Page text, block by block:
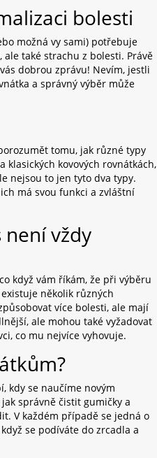
bolesti
možná vy sami) potřebuje
ale také strachu z bolesti. Právě
dobrou zprávu! Nevím, jestli
a správný výběr může
tomu, jak různé typy
kovových rovnátkách,
nejsou to jen tyto dva typy.
má svou funkci a zvláštní
vždy
když vám říkám, že při výběru
několik různých
více bolesti, ale mají
ale mohou také vyžadovat
co mu nejvíce vyhovuje.
kdy se naučíme novým
správně čistit gumičky a
V každém případě se jedná o
se podíváte do zrcadla a